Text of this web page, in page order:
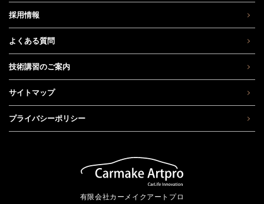
採用情報
よくある質問
技術講習のご案内
サイトマップ
プライバシーポリシー
有限会社カーメイクアートプロ